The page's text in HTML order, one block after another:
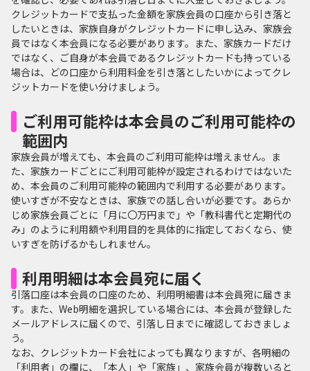
クレジットカードで支払った金額を家族会員の口座から引き落と
したいときは、家族自身がクレジットカードに申し込み、家族会
員ではなく本会員になる必要があります。また、家族カードだけ
ではなく、ご自身が本会員であるクレジットカードも持っている
場合は、どの口座から利用料金を引き落としたいかによってクレ
ジットカードを使い分けましょう。
ご利用可能枠は本会員のご利用可能枠の
範囲内
家族会員が増えても、本会員のご利用可能枠は増えません。ま
た、家族カードごとにご利用可能枠が設定されるわけではないた
め、本会員のご利用可能枠の範囲内で利用する必要があります。
使いすぎが不安なときは、家族での話し合いが必要です。あらか
じめ家族会員ごとに「月に〇万円まで」や「教科書代と定期代の
み」のように利用額や利用目的を具体的に指定しておくなら、使
いすぎを防げるかもしれません。
利用明細は本会員宛に届く
引落口座は本会員の口座のため、利用明細書は本会員宛に届きま
す。また、Web明細を選択している場合には、本会員が登録した
メールアドレスに届くので、引落し日までに確認しておきましょ
う。
なお、クレジットカード会社によっても異なりますが、各明細の
「利用者」の欄に、「本人」や「家族」、家族会員が複数いると